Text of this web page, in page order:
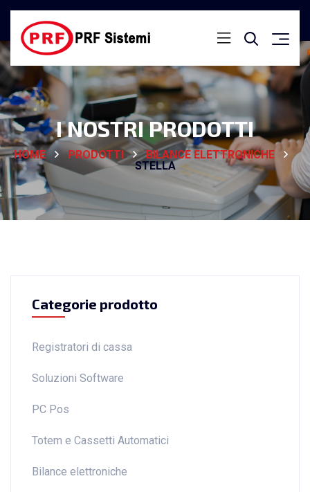
I NOSTRI PRODOTTI
HOME PRODOTTI
BILANCE ELETTRONICHE
STELLA
Categorie prodotto
Registratori di cassa
Soluzioni Software
PC Pos
Totem e Cassetti Automatici
Bilance elettroniche